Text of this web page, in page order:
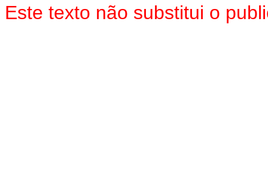
Este texto não substitui o